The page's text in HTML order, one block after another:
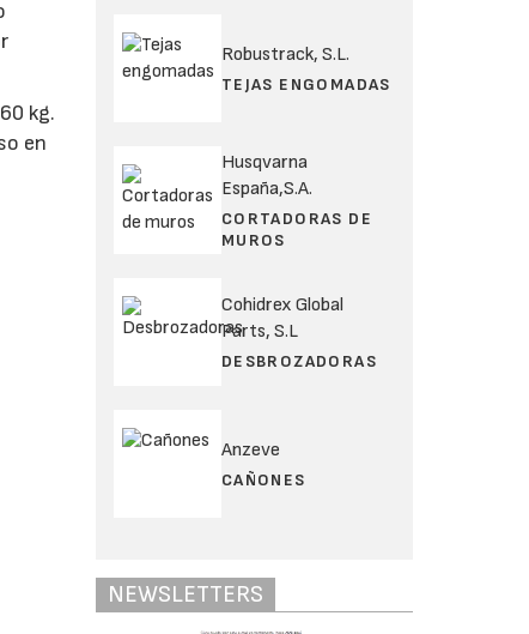
kg.
en
Robustrack, S.L.
TEJAS ENGOMADAS
Husqvarna
España,S.A.
CORTADORAS DE
MUROS
Cohidrex Global
Parts, S.L
DESBROZADORAS
Anzeve
CAÑONES
NEWSLETTERS